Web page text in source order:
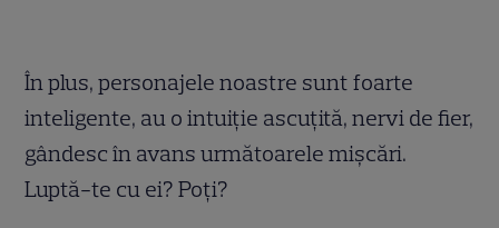
În plus, personajele noastre sunt foarte
inteligente, au o intuiție ascuțită, nervi de fier,
gândesc în avans următoarele mișcări.
Luptă-te cu ei? Poți?